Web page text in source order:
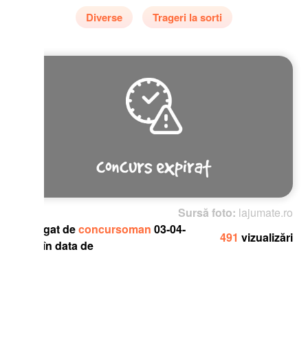
Diverse Trageri la sorti
Sursă foto:lajumate.ro
concursoman03-04-
data de
491 vizualizări